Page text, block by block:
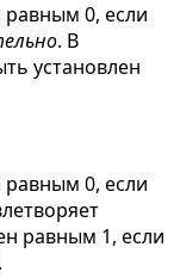
равным 0, если
. В
установлен
равным 0, если
равным 1, если